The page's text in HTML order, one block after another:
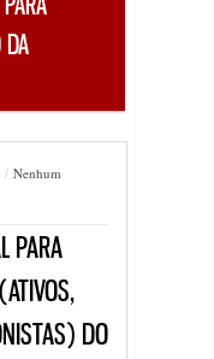
DA
/ Nenhum
PARA
DO